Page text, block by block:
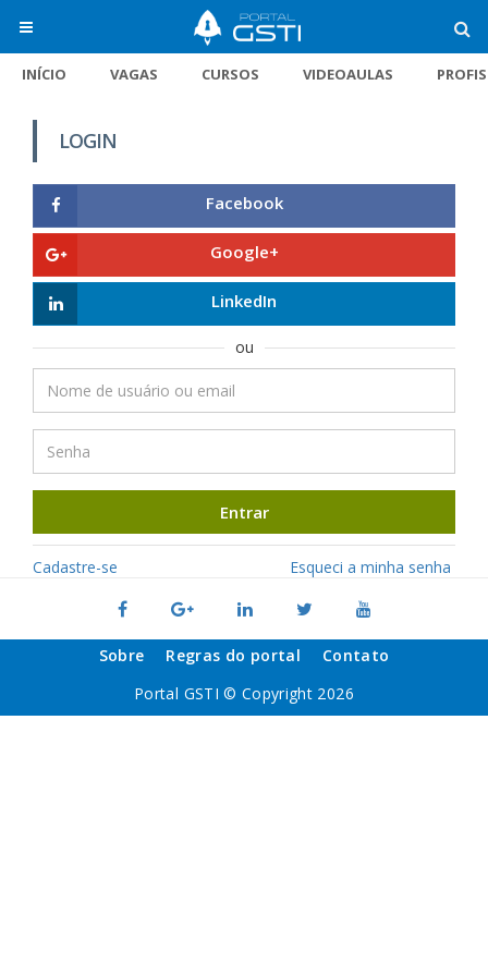
INÍCIO VAGAS CURSOS VIDEOAULAS
LOGIN
Facebook
Google+
LinkedIn
ou
Entrar
Cadastre-se Esqueci a minha senha
Sobre Regras do portal
Contato
Portal GSTI © Copyright 2026